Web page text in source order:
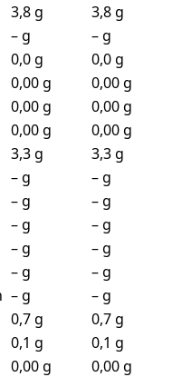
3,8 g
3,8 g
– g
– g
0,0 g
0,0 g
0,00 g
0,00 g
0,00 g
0,00 g
0,00 g
0,00 g
3,3 g
3,3 g
– g
– g
– g
– g
– g
– g
– g
– g
– g
– g
– g
– g
0,7 g
0,7 g
0,1 g
0,1 g
0,00 g
0,00 g